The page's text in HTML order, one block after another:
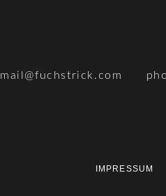
mail@fuchstrick.com
IMPRESSUM